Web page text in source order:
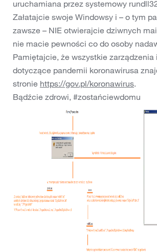
uruchamiana przez systemowy
Załatajcie swoje Windowsy i – o tym
zawsze – NIE otwierajcie dziwnych
nie macie pewności co do osoby
Pamiętajcie, że wszystkie zarządzenia
dotyczące pandemii koronawirusa
stronie https://gov.pl/koronawirus.
Bądźcie zdrowi, #zostańciewdomu